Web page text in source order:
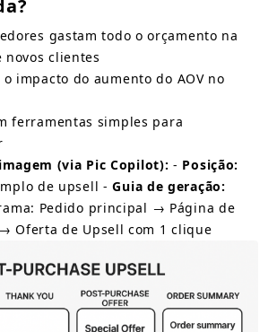
gastam todo o orçamento na
novos clientes
impacto do aumento do AOV no
ferramentas simples para
(via Pic Copilot): - Posição:
de upsell - Guia de geração:
Pedido principal → Página de
Oferta de Upsell com 1 clique